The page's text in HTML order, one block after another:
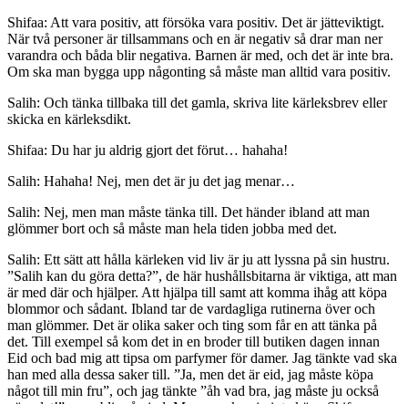
Shifaa: Att vara positiv, att försöka vara positiv. Det är jätteviktigt.
När två personer är tillsammans och en är negativ så drar man ner
varandra och båda blir negativa. Barnen är med, och det är inte bra.
Om ska man bygga upp någonting så måste man alltid vara positiv.
Salih: Och tänka tillbaka till det gamla, skriva lite kärleksbrev eller
skicka en kärleksdikt.
Shifaa: Du har ju aldrig gjort det förut… hahaha!
Salih: Hahaha! Nej, men det är ju det jag menar…
Salih: Nej, men man måste tänka till. Det händer ibland att man
glömmer bort och så måste man hela tiden jobba med det.
Salih: Ett sätt att hålla kärleken vid liv är ju att lyssna på sin hustru.
”Salih kan du göra detta?”, de här hushållsbitarna är viktiga, att man
är med där och hjälper. Att hjälpa till samt att komma ihåg att köpa
blommor och sådant. Ibland tar de vardagliga rutinerna över och
man glömmer. Det är olika saker och ting som får en att tänka på
det. Till exempel så kom det in en broder till butiken dagen innan
Eid och bad mig att tipsa om parfymer för damer. Jag tänkte vad ska
han med alla dessa saker till. ”Ja, men det är eid, jag måste köpa
något till min fru”, och jag tänkte ”åh vad bra, jag måste ju också